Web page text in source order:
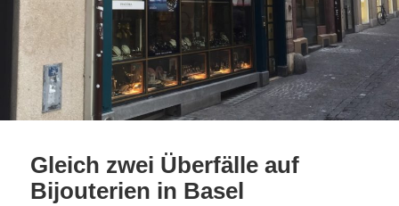
Gleich zwei Überfälle auf
Bijouterien in Basel